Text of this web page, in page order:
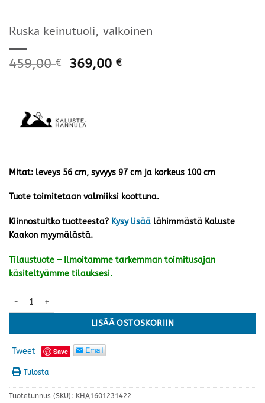
Ruska keinutuoli, valkoinen
459,00€ 369,00€
Mitat: leveys 56 cm, syvyys 97 cm ja korkeus 100 cm
Tuote toimitetaan valmiiksi koottuna.
Kiinnostuitko tuotteesta? Kysy lisää lähimmästä Kaluste
Kaakon myymälästä.
Tilaustuote – Ilmoitamme tarkemman toimitusajan
käsiteltyämme tilauksesi.
Ruska keinutuoli, valkoinen määrä
LISÄÄ OSTOSKORIIN
Tweet Save
Tulosta
Tuotetunnus (SKU): KHA1601231422